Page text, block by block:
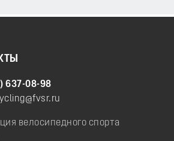
637-08-98
велосипедного спорта